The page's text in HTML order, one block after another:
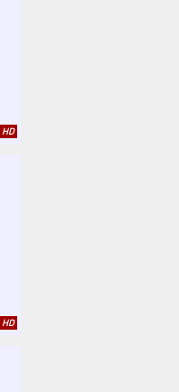
HD
HD